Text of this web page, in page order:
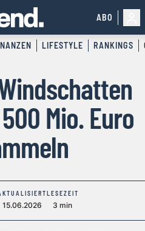
ABO
LIFESTYLE RANKINGS
Mio. Euro
15.06.2026
LESEZEIT
3 min